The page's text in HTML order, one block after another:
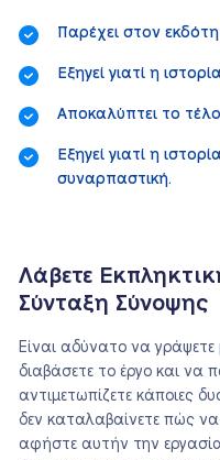
Παρέχει στον
Εξηγεί γιατί η
Αποκαλύπτει το
Εξηγεί γιατί η
συναρπαστική.
Λάβετε
Σύνταξη Σύνοψης
Είναι αδύνατο να
διαβάσετε το έργο και να
αντιμετωπίζετε κάποιες
δεν καταλαβαίνετε πώς
αφήστε αυτήν την